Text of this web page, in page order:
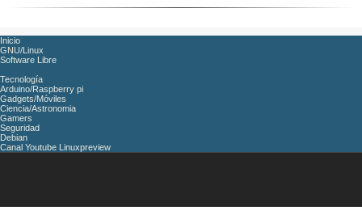
Inicio
GNU/Linux
Software Libre
Tecnología
Arduino/Raspberry pi
Gadgets/Móviles
Ciencia/Astronomia
Gamers
Seguridad
Debian
Canal Youtube Linuxpreview